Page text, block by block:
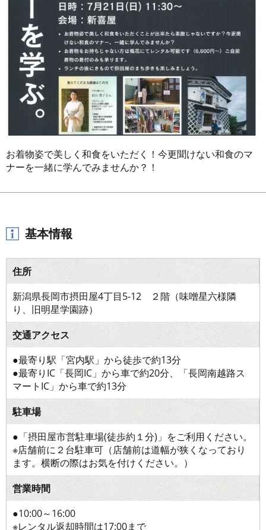
お着物姿で美しく和食をいただく！今更聞けない和食のマ
ナーを一緒に学んでみませんか？！
基本情報
住所
新潟県長岡市摂田屋4丁目5-12 ２階（味噌星六様隣
り、旧明星学園跡）
交通アクセス
●最寄り駅「宮内駅」から徒歩で約13分
●最寄りIC「長岡IC」から車で約20分、「長岡南越路ス
マートIC」から車で約13分
駐車場
●「摂田屋市営駐車場(徒歩約１分)」をご利用ください。
※店舗前に２台駐車可（店舗前は道幅が狭くなっており
ます。横断の際はお気を付けください。）
営業時間
●10:00～16:00
※レンタル返却時間は17:00まで